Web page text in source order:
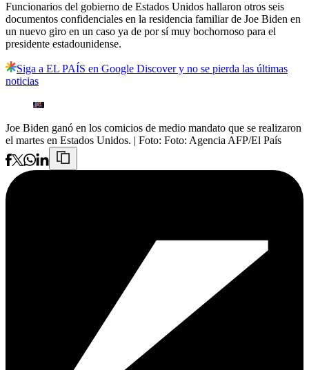
Funcionarios del gobierno de Estados Unidos hallaron otros seis
documentos confidenciales en la residencia familiar de Joe Biden en
un nuevo giro en un caso ya de por sí muy bochornoso para el
presidente estadounidense.
Siga a EL PAÍS en Google Discover y no se pierda las últimas
noticias
Joe Biden ganó en los comicios de medio mandato que se realizaron
el martes en Estados Unidos. | Foto: Foto: Agencia AFP/El País